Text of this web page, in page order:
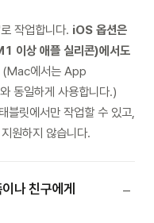
작업합니다. iOS 옵션은
이상 애플 실리콘)에서도
(Mac에서는 App
동일하게 사용합니다.)
블릿에서만 작업할 수 있고,
원하지 않습니다.
나 친구에게